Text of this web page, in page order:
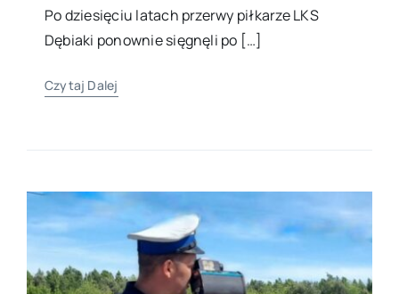
Po dziesięciu latach przerwy piłkarze LKS
Dębiaki ponownie sięgnęli po […]
Czytaj Dalej